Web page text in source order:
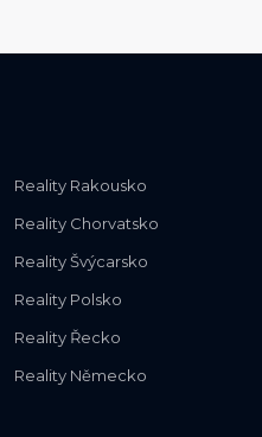
Reality Rakousko
Reality Chorvatsko
Reality Švýcarsko
Reality Polsko
Reality Řecko
Reality Německo